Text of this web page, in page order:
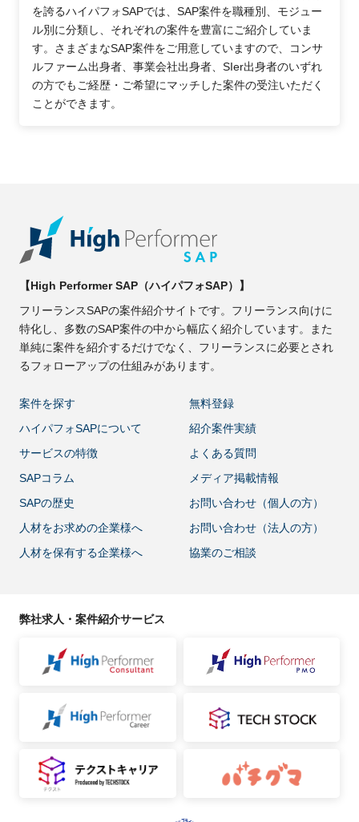
を誇るハイパフォSAPでは、SAP案件を職種別、モジュー
ル別に分類し、それぞれの案件を豊富にご紹介していま
す。さまざまなSAP案件をご用意していますので、コンサ
ルファーム出身者、事業会社出身者、SIer出身者のいずれ
の方でもご経歴・ご希望にマッチした案件の受注いただく
ことができます。
【High Performer SAP（ハイパフォSAP）】
フリーランスSAPの案件紹介サイトです。フリーランス向けに
特化し、多数のSAP案件の中から幅広く紹介しています。また
単純に案件を紹介するだけでなく、フリーランスに必要とされ
るフォローアップの仕組みがあります。
案件を探す
無料登録
ハイパフォSAPについて
紹介案件実績
サービスの特徴
よくある質問
SAPコラム
メディア掲載情報
SAPの歴史
お問い合わせ（個人の方）
人材をお求めの企業様へ
お問い合わせ（法人の方）
人材を保有する企業様へ
協業のご相談
弊社求人・案件紹介サービス